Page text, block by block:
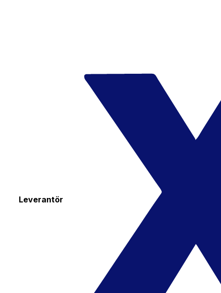
Leverantör